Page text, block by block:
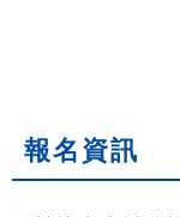
報名資訊